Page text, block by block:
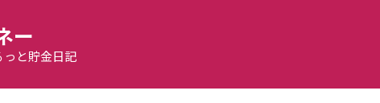
ー
と貯金日記